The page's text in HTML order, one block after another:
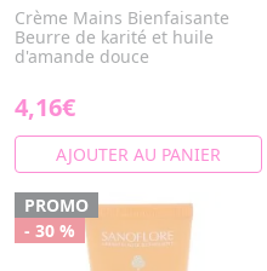
Crème Mains Bienfaisante
Beurre de karité et huile
d'amande douce
4,16€
AJOUTER AU PANIER
PROMO
- 30 %